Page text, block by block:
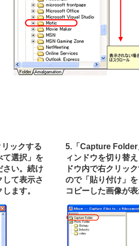
ックする
て選択」を
さい。続け
して表示さ
ます。
5.「Capture Folder
ィンドウを切り替
ドウ内で右クリッ
ので「貼り付け」
コピーした画像が表